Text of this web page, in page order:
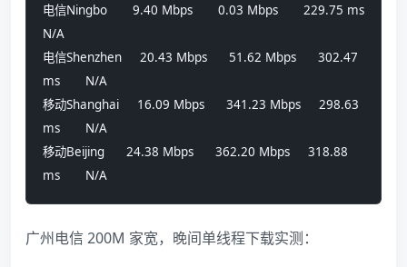
电信Ningbo       9.40 Mbps       0.03 Mbps       229.75 ms
N/A
电信Shenzhen     20.43 Mbps      51.62 Mbps      302.47
ms       N/A
移动Shanghai     16.09 Mbps      341.23 Mbps     298.63
ms       N/A
移动Beijing      24.38 Mbps      362.20 Mbps     318.88
ms       N/A
广州电信 200M 家宽，晚间单线程下载实测：